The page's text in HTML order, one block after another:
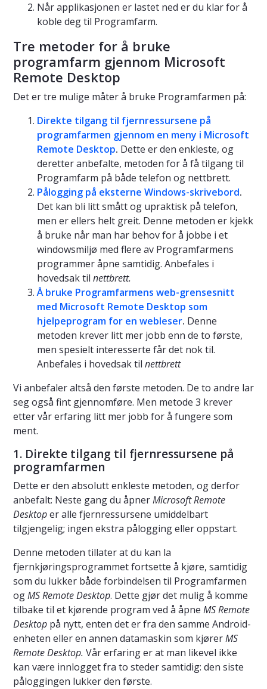
Når applikasjonen er lastet ned er du klar for å
koble deg til Programfarm.
Tre metoder for å bruke
programfarm gjennom Microsoft
Remote Desktop
Det er tre mulige måter å bruke Programfarmen på:
Direkte tilgang til fjernressursene på
programfarmen gjennom en meny i Microsoft
Remote Desktop. Dette er den enkleste, og
deretter anbefalte, metoden for å få tilgang til
Programfarm på både telefon og nettbrett.
Pålogging på eksterne Windows-skrivebord.
Det kan bli litt smått og upraktisk på telefon,
men er ellers helt greit. Denne metoden er kjekk
å bruke når man har behov for å jobbe i et
windowsmiljø med flere av Programfarmens
programmer åpne samtidig. Anbefales i
hovedsak til nettbrett.
Å bruke Programfarmens web-grensesnitt
med Microsoft Remote Desktop som
hjelpeprogram for en webleser. Denne
metoden krever litt mer jobb enn de to første,
men spesielt interesserte får det nok til.
Anbefales i hovedsak til nettbrett
Vi anbefaler altså den første metoden. De to andre lar
seg også fint gjennomføre. Men metode 3 krever
etter vår erfaring litt mer jobb for å fungere som
ment.
1. Direkte tilgang til fjernressursene på
programfarmen
Dette er den absolutt enkleste metoden, og derfor
anbefalt: Neste gang du åpnerMicrosoft Remote
Desktoper alle fjernressursene umiddelbart
tilgjengelig; ingen ekstra pålogging eller oppstart.
Denne metoden tillater at du kan la
fjernkjøringsprogrammet fortsette å kjøre, samtidig
som du lukker både forbindelsen til Programfarmen
ogMS Remote Desktop. Dette gjør det mulig å komme
tilbake til et kjørende program ved å åpne MS Remote
Desktop på nytt, enten det er fra den samme Android-
enheten eller en annen datamaskin som kjørerMS
Remote Desktop. Vår erfaring er at man likevel ikke
kan være innlogget fra to steder samtidig: den siste
påloggingen lukker den første.